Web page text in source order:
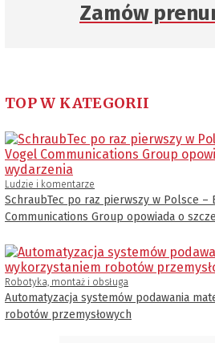
Zamów
TOP W KATEGORII
Ludzie i komentarze
SchraubTec po raz pierwszy w Polsce –
Communications Group opowiada o
Robotyka, montaż i obsługa
Automatyzacja systemów podawania
robotów przemysłowych